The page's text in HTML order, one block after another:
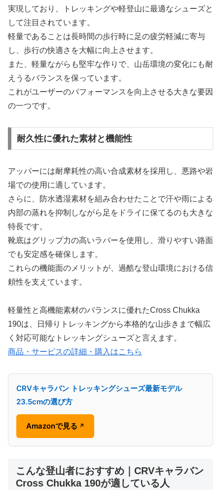
実現しており、トレッキングや軽登山に最適なシューズと
して注目されています。
軽量であることは長時間の歩行時に足の疲労軽減に寄与
し、歩行の快適さを大幅に向上させます。
また、軽量ながらも堅牢な作りで、山岳環境の変化にも耐
えうるバランスを保っています。
これがユーザーのパフォーマンスを向上させる大きな要因
の一つです。
耐久性に優れた素材と機能性
アッパーには耐摩耗性の高い合成素材を採用し、悪路や岩
場での使用に適しています。
さらに、防水透湿素材を組み合わせたことで汗や雨による
内部の蒸れを抑制しながら足をドライに保てるのも大きな
特長です。
靴底はグリップ力の高いラバーを使用し、滑りやすい路面
でも安定感を確保します。
これらの機能面のメリットが、過酷な登山環境における信
頼性を支えています。
軽量性と高機能素材のバランスに優れたCross Chukka
190は、日帰りトレッキングから本格的な山歩きまで幅広
く対応可能なトレッキングシューズと言えます。
商品・サービスの詳細・購入はこちら
CRVキャラバン トレッキングシューズ最新モデル
23.5cmの選び方
Amazonで見る ↗
こんな登山者におすすめ｜CRVキャラバン
Cross Chukka 190が適している人